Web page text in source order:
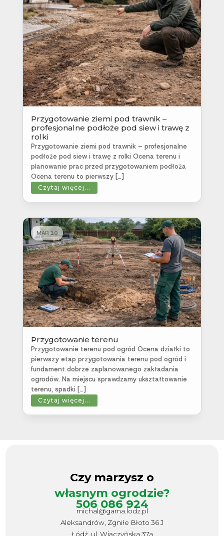
Przygotowanie ziemi pod trawnik –
profesjonalne podłoże pod siew i trawę z
rolki
Przygotowanie ziemi pod trawnik – profesjonalne
podłoże pod siew i trawę z rolki Ocena terenu i
planowanie prac przed przygotowaniem podłoża
Ocena terenu to pierwszy […]
Czytaj więcej...
MAR 10
Przygotowanie terenu
Przygotowanie terenu pod ogród Ocena działki to
pierwszy etap przygotowania terenu pod ogród i
fundament dobrze zaplanowanego zakładania
ogrodów. Na miejscu sprawdzamy ukształtowanie
terenu, spadki […]
Czytaj więcej...
Czy marzysz o
własnym ogrodzie?
506 086 924
michal@gama.lodz.pl
Aleksandrów, Zgniłe Błoto 36 J
Łódź, ul. Wiączyńska 37a